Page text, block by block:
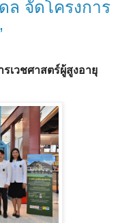
ล จัดโครงการ
เวชศาสตร์ผู้สูงอายุ